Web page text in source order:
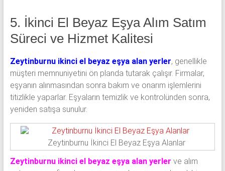
5. İkinci El Beyaz Eşya Alım Satım
Süreci ve Hizmet Kalitesi
Zeytinburnu ikinci el beyaz eşya alan yerler, genellikle
müşteri memnuniyetini ön planda tutarak çalışır. Firmalar,
eşyanın alınmasından sonra bakım ve onarım işlemlerini
titizlikle yaparlar. Eşyaların temizlik ve kontrolünden sonra,
yeniden satışa sunulur.
Zeytinburnu İkinci El Beyaz Eşya Alanlar
Zeytinburnu ikinci el beyaz eşya alan yerler ve alım